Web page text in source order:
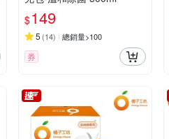
$149
5 (14) 總銷量>100
券